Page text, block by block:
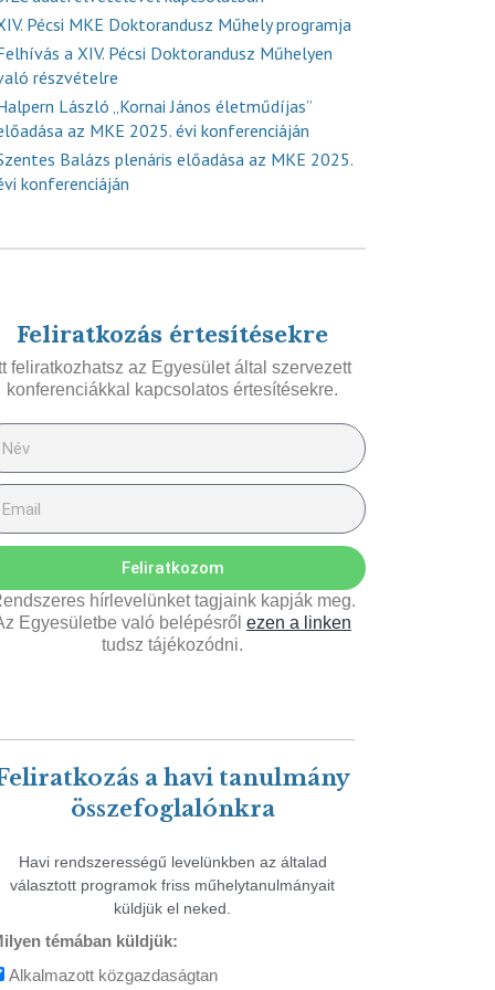
Pécsi MKE Doktorandusz Műhely programja
a XIV. Pécsi Doktorandusz Műhelyen
részvételre
László „Kornai János életműdíjas”
az MKE 2025. évi konferenciáján
Balázs plenáris előadása az MKE 2025.
konferenciáján
Feliratkozás értesítésekre
feliratkozhatsz az Egyesület által szervezett
konferenciákkal kapcsolatos értesítésekre.
Feliratkozom
hírlevelünket tagjaink kapják meg.
Egyesületbe való belépésről ezen a linken
tudsz tájékozódni.
a havi tanulmány
összefoglalónkra
Havi rendszerességű levelünkben az általad
választott programok friss műhelytanulmányait
küldjük el neked.
témában küldjük:
Alkalmazott közgazdaságtan